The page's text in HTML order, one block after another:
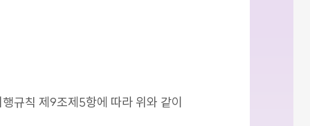
행규칙 제9조제5항에 따라 위와 같이